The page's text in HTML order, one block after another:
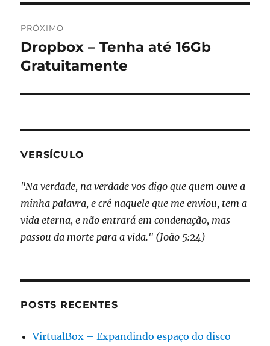
PRÓXIMO
Próximo
post:
Dropbox – Tenha até 16Gb
Gratuitamente
VERSÍCULO
"Na verdade, na verdade vos digo que quem ouve a
minha palavra, e crê naquele que me enviou, tem a
vida eterna, e não entrará em condenação, mas
passou da morte para a vida." (João 5:24)
POSTS RECENTES
VirtualBox – Expandindo espaço do disco